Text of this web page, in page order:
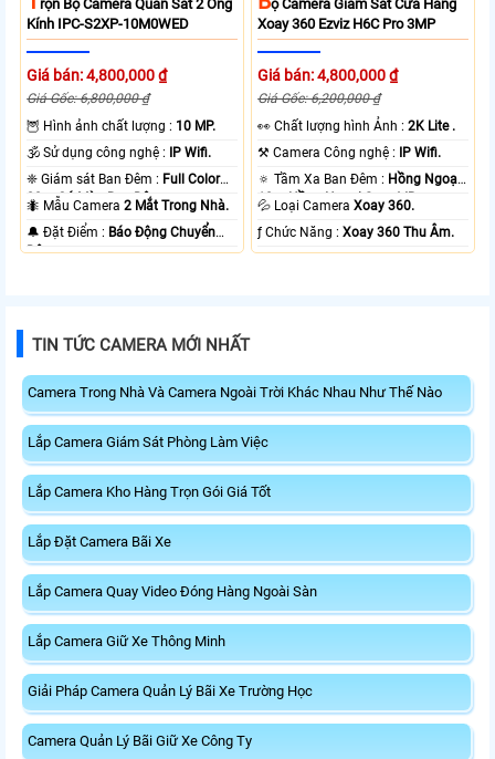
Rọn Bộ Camera Quan Sát 2 Ống
Kính IPC-S2XP-10M0WED
Giá bán: 4,800,000 ₫
Giá Gốc: 6,800,000 ₫
🦉 Hình ảnh chất lượng : 10 MP.
🕉️ Sử dụng công nghệ :
IP Wifi.
❈ Giám sát Ban Đêm : Full Color
20m Có Màu Ban Ðêm.
🐜 Mẫu Camera2 Mắt Trong Nhà.
️🔔 Đặt Điểm : Báo Động Chuyển
Động.
Ộ Camera Giám Sát Cửa Hàng
Xoay 360 Ezviz H6C Pro 3MP
Giá bán: 4,800,000 ₫
Giá Gốc: 6,200,000 ₫
️👀 Chất lượng hình Ảnh :2K Lite .
⚒ Camera Công nghệ :
IP Wifi.
🔅 Tầm Xa Ban Đêm : Hồng Ngoại
10m Hồng Ngoại Smart IR.
💦 Loại CameraXoay 360.
️ƒ Chức Năng :Xoay 360 Thu Âm.
TIN TỨC CAMERA MỚI NHẤT
Camera Trong Nhà Và Camera Ngoài Trời Khác Nhau Như Thế Nào
Lắp Camera Giám Sát Phòng Làm Việc
Lắp Camera Kho Hàng Trọn Gói Giá Tốt
Lắp Đặt Camera Bãi Xe
Lắp Camera Quay Video Đóng Hàng Ngoài Sàn
Lắp Camera Giữ Xe Thông Minh
Giải Pháp Camera Quản Lý Bãi Xe Trường Học
Camera Quản Lý Bãi Giữ Xe Công Ty